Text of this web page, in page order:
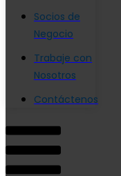
Socios de
Negocio
Trabaje con
Nosotros
Contáctenos